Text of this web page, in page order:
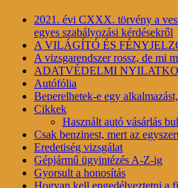
2021. évi CXXX. törvény a
egyes szabályozási kérdésekről
A VILÁGÍTÓ ÉS
A vizsgarendszer rossz, de mi
ADATVÉDELMI
Autófólia
Beperelhetek-e egy
Cikkek
Használt autó vásárlás
Csak benzinest, mert az
Eredetiség vizsgálat
Gépjármű ügyintézés A-Z-ig
Gyorsult a honosítás